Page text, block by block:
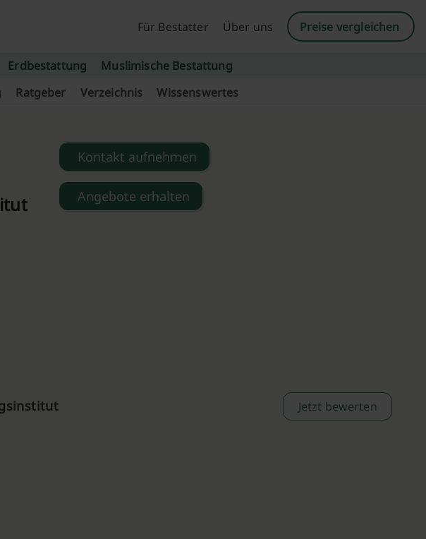
Für Bestatter
Über uns Preise vergleichen
Erdbestattung
Muslimische Bestattung
Ratgeber Verzeichnis Wissenswertes
Kontakt aufnehmen
Angebote erhalten
Jetzt bewerten